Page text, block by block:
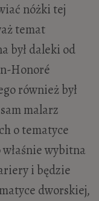
nóżki tej
temat
był daleki od
Honoré
również był
malarz
o tematyce
wybitna
i będzie
dworskiej,